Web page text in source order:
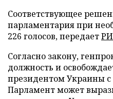
Соответствующее
парламентария при
226 голосов, передает
Согласно закону,
должность и
президентом Украины с
Парламент может